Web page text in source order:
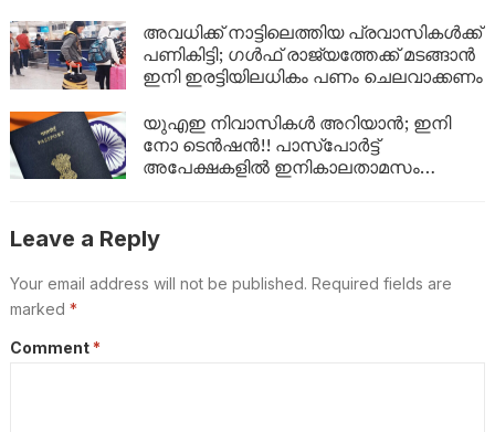
ശരിയാണോ? ഇനി ഒരു ക്ലിക്കിൽ തന്നെ
അറിയാം!
അവധിക്ക് നാട്ടിലെത്തിയ പ്രവാസികൾക്ക്
പണികിട്ടി; ഗൾഫ് രാജ്യത്തേക്ക് മടങ്ങാൻ
ഇനി ഇരട്ടിയിലധികം പണം ചെലവാക്കണം
യുഎഇ നിവാസികൾ അറിയാൻ; ഇനി
നോ ടെൻഷൻ!! പാസ്പോർട്ട്
അപേക്ഷകളിൽ ഇനികാലതാമസം
Leave a Reply
Your email address will not be published. Required fields are
marked *
Comment *